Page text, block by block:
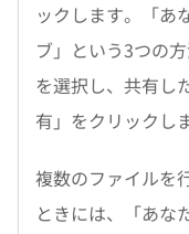
ックします。「あ
ブ」という3つの
を選択し、共有し
有」をクリックし
複数のファイルを
ときには、「あな